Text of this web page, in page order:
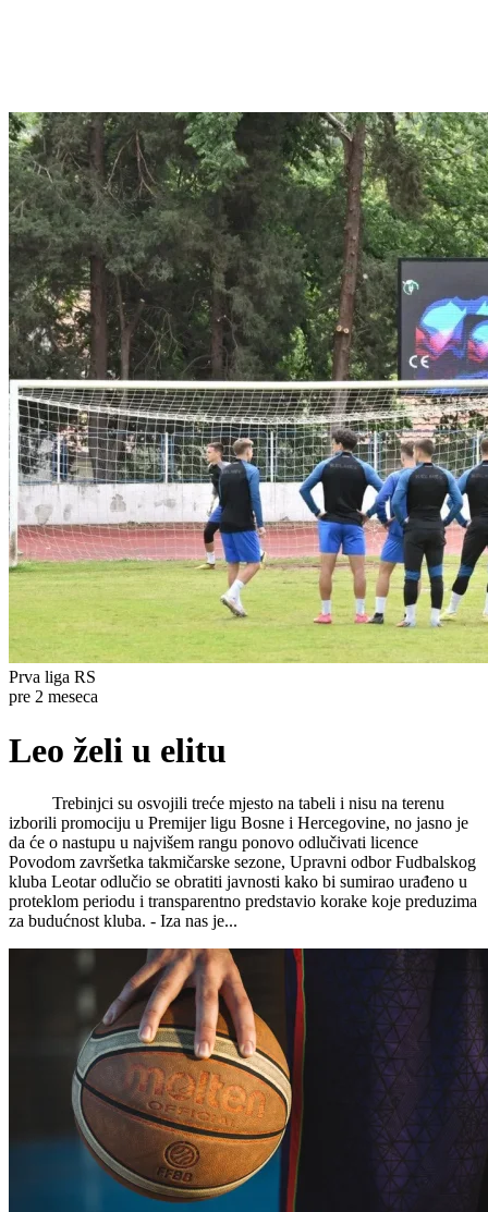
Prva liga RS
pre 2 meseca
Leo želi u elitu
Trebinjci su osvojili treće mjesto na tabeli i nisu na terenu
izborili promociju u Premijer ligu Bosne i Hercegovine, no jasno je
da će o nastupu u najvišem rangu ponovo odlučivati licence
Povodom završetka takmičarske sezone, Upravni odbor Fudbalskog
kluba Leotar odlučio se obratiti javnosti kako bi sumirao urađeno u
proteklom periodu i transparentno predstavio korake koje preduzima
za budućnost kluba. ​- Iza nas je...